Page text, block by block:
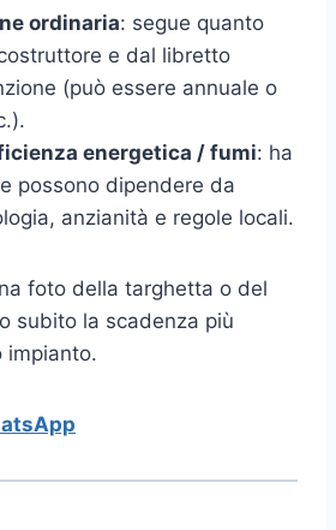
ordinaria: segue quanto
e dal libretto
(può essere annuale o
energetica / fumi: ha
possono dipendere da
anzianità e regole locali.
foto della targhetta o del
subito la scadenza più
impianto.